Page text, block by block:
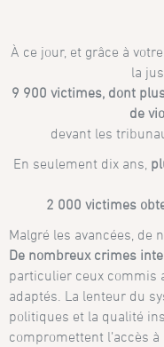
À ce jour, et grâce à
la
9 900 victimes, dont
de
devant les
En seulement dix ans,
2 000 victimes
Malgré les avancées, de
De nombreux crimes
particulier ceux commis
adaptés. La lenteur du
politiques et la qualité
compromettent l’accès